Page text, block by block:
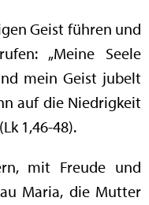
Geist führen und
„Meine Seele
mein Geist jubelt
auf die Niedrigkeit
1,46-48).
mit Freude und
Maria, die Mutter